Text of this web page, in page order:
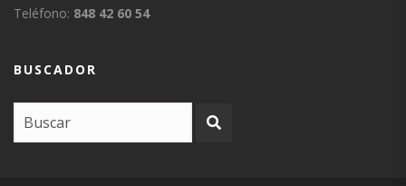
Teléfono: 848 42 60 54
BUSCADOR